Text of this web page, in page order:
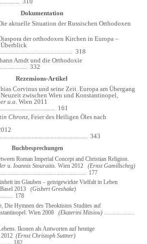
Dokumentation
aktuelle Situation der Russischen Orthodoxen
der orthodoxen Kirchen in Europa –
318
Arndt und die Orthodoxie
332
Rezensions-Artikel
Corvinus und seine Zeit. Europa am Übergang
zwischen Wien und Konstantinopel,
u.a. Wien 2011
161
Chronz,Feier des Heiligen Öles nach
343
Buchbesprechungen
Roman Imperial Concept and Christian Religion.
u.Ioannis Stouraitis. Wien 2012
(Ernst Gamillscheg)
177
im Glauben – geistgewirkte Vielfalt in Leben
2013
(Gisbert Greshake)
178
Die Hymnen des Theoktistos Studites auf
Wien 2008
(Ekaterini Mitsiou)
Ikonen als Antworten auf heutige
(Ernst Christoph Suttner)
182